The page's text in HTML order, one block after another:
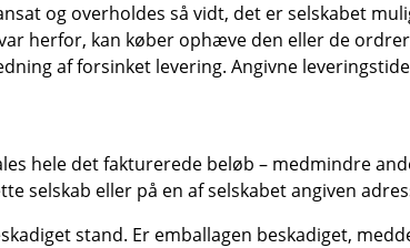
og overholdes så vidt, det er selskabet
herfor, kan køber ophæve den eller de
af forsinket levering. Angivne
hele det fakturerede beløb – medmindre
selskab eller på en af selskabet angiven
stand. Er emballagen beskadiget,